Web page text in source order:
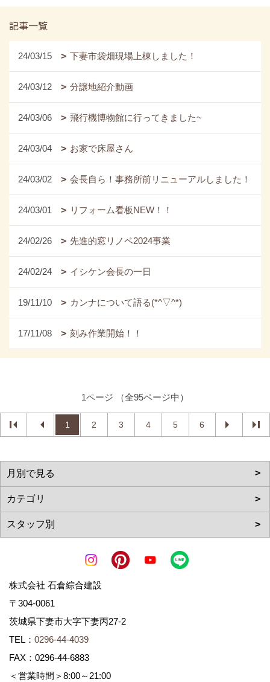
記事一覧
24/03/15 下妻市袋畑現場上棟しました！
24/03/12 分譲地紹介動画
24/03/06 飛行機博物館に行ってきました~
24/03/04 お家で床屋さん
24/03/02 会長自ら！事務所前リニューアルしました！
24/03/01 リフォーム看板NEW！！
24/02/26 先進的窓リノベ2024事業
24/02/24 イシケン会長の一日
19/11/10 カンナについて語る(*^▽^*)
17/11/08 刻み作業開始！！
1ページ （全95ページ中）
1 2 3 4 5 6
株式会社 石倉綜合建設
〒304-0061
茨城県下妻市大字下妻丙27-2
TEL： 0296-44-4039
FAX：0296-44-6883
＜営業時間＞8:00～21:00